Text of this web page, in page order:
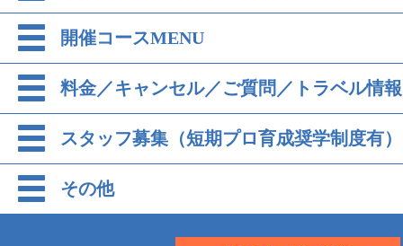
開催コースMENU
料金／キャンセル／ご質問／トラベル情報
スタッフ募集（短期プロ育成奨学制度有）
その他